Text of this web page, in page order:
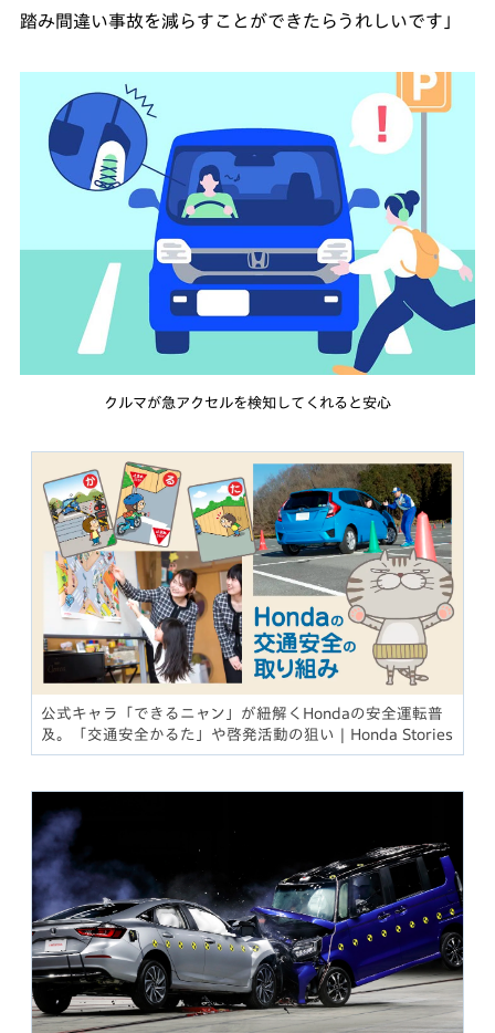
踏み間違い事故を減らすことができたらうれしいです」
クルマが急アクセルを検知してくれると安心
公式キャラ「できるニャン」が紐解くHondaの安全運転普
及。「交通安全かるた」や啓発活動の狙い | Honda Stories